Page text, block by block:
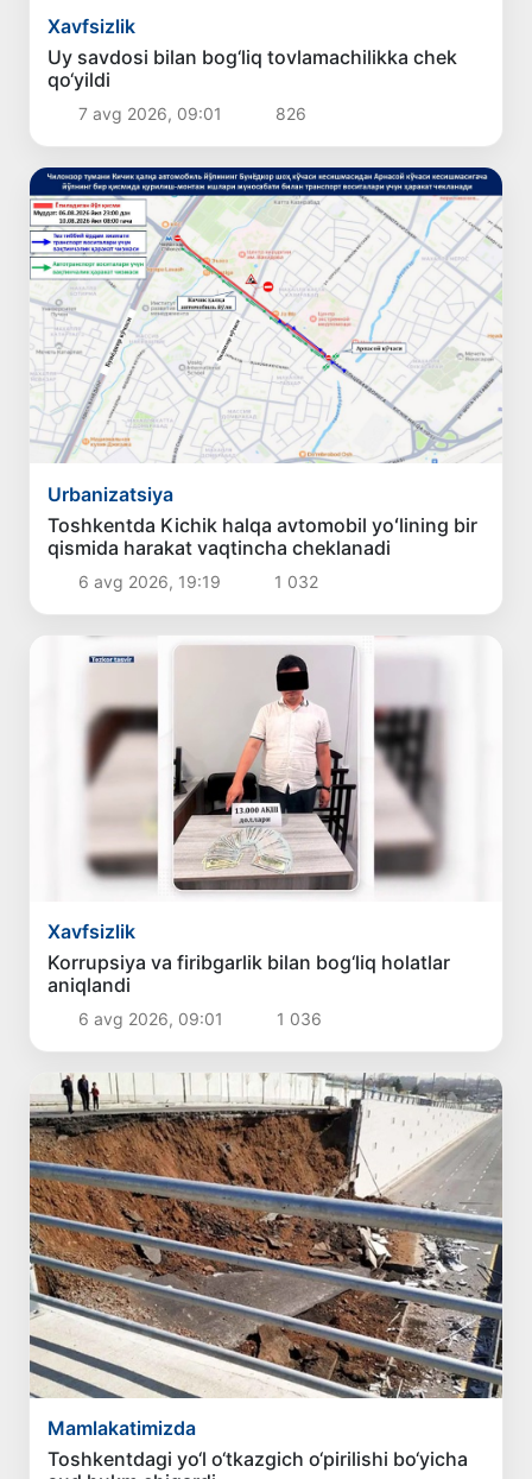
Xavfsizlik
Uy savdosi bilan bog‘liq tovlamachilikka chek
qo‘yildi
7 avg 2026, 09:01 826
Urbanizatsiya
Toshkentda Kichik halqa avtomobil yoʻlining bir
qismida harakat vaqtincha cheklanadi
6 avg 2026, 19:19 1 032
Xavfsizlik
Korrupsiya va firibgarlik bilan bog‘liq holatlar
aniqlandi
6 avg 2026, 09:01 1 036
Mamlakatimizda
Toshkentdagi yo‘l o‘tkazgich o‘pirilishi bo‘yicha